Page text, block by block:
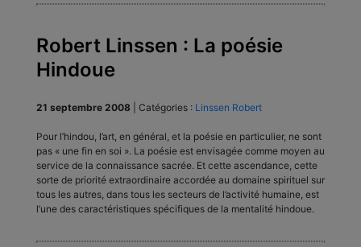
Robert Linssen : La poésie
Hindoue
21 septembre 2008 Catégories : Linssen Robert
Pour l’hindou, l’art, en général, et la poésie en particulier, ne sont
pas « une fin en soi ». La poésie est envisagée comme moyen au
service de la connaissance sacrée. Et cette ascendance, cette
sorte de priorité extraordinaire accordée au domaine spirituel sur
tous les autres, dans tous les secteurs de l’activité humaine, est
l’une des caractéristiques spécifiques de la mentalité hindoue.